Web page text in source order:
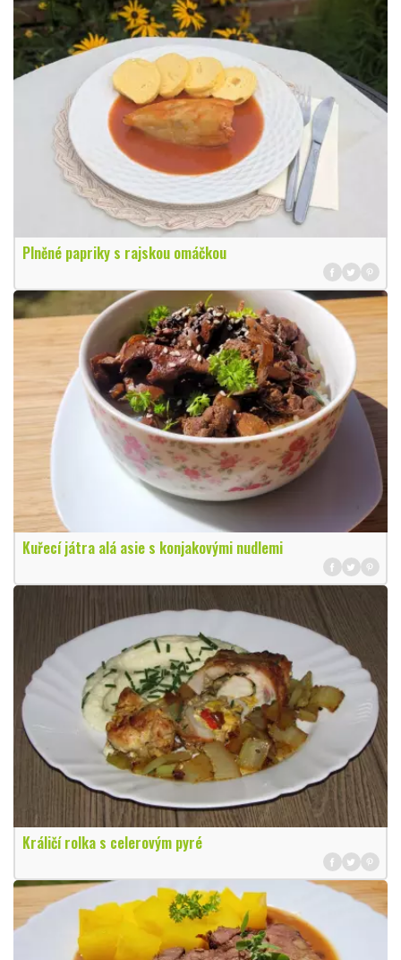
Plněné papriky s rajskou omáčkou
Kuřecí játra alá asie s konjakovými nudlemi
Králičí rolka s celerovým pyré